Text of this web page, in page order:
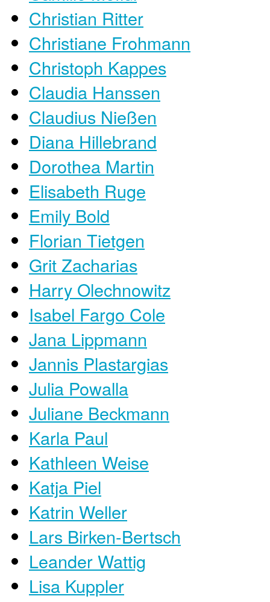
Christian Ritter
Christiane Frohmann
Christoph Kappes
Claudia Hanssen
Claudius Nießen
Diana Hillebrand
Dorothea Martin
Elisabeth Ruge
Emily Bold
Florian Tietgen
Grit Zacharias
Harry Olechnowitz
Isabel Fargo Cole
Jana Lippmann
Jannis Plastargias
Julia Powalla
Juliane Beckmann
Karla Paul
Kathleen Weise
Katja Piel
Katrin Weller
Lars Birken-Bertsch
Leander Wattig
Lisa Kuppler